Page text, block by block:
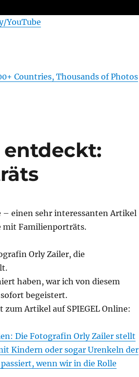
YouTube
Countries, Thousands of Photos
entdeckt:
– einen sehr interessanten Artikel
mit Familienporträts.
Orly Zailer, die
haben, war ich von diesem
begeistert.
Artikel auf SPIEGEL Online:
Die Fotografin Orly Zailer stellt
Kindern oder sogar Urenkeln der
wenn wir in die Rolle